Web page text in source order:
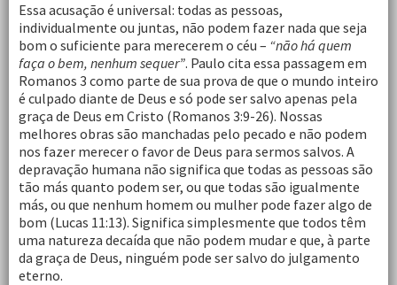
Essa acusação é universal: todas as pessoas,
individualmente ou juntas, não podem fazer nada que seja
bom o suficiente para merecerem o céu – “não há quem
faça o bem, nenhum sequer”. Paulo cita essa passagem em
Romanos 3 como parte de sua prova de que o mundo inteiro
é culpado diante de Deus e só pode ser salvo apenas pela
graça de Deus em Cristo (Romanos 3:9-26). Nossas
melhores obras são manchadas pelo pecado e não podem
nos fazer merecer o favor de Deus para sermos salvos. A
depravação humana não significa que todas as pessoas são
tão más quanto podem ser, ou que todas são igualmente
más, ou que nenhum homem ou mulher pode fazer algo de
bom (Lucas 11:13). Significa simplesmente que todos têm
uma natureza decaída que não podem mudar e que, à parte
da graça de Deus, ninguém pode ser salvo do julgamento
eterno.